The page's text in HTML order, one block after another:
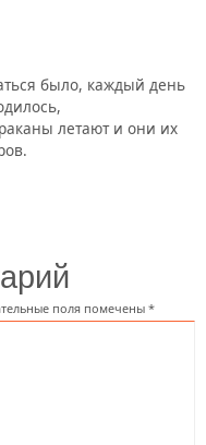
было, каждый день
летают и они их
поля помечены *